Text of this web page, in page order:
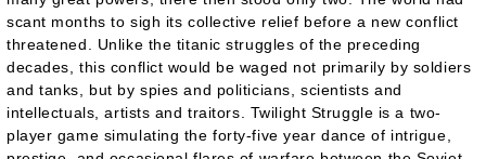
scant months to sigh its collective relief before a new conflict
threatened. Unlike the titanic struggles of the preceding
decades, this conflict would be waged not primarily by soldiers
and tanks, but by spies and politicians, scientists and
intellectuals, artists and traitors. Twilight Struggle is a two-
player game simulating the forty-five year dance of intrigue,